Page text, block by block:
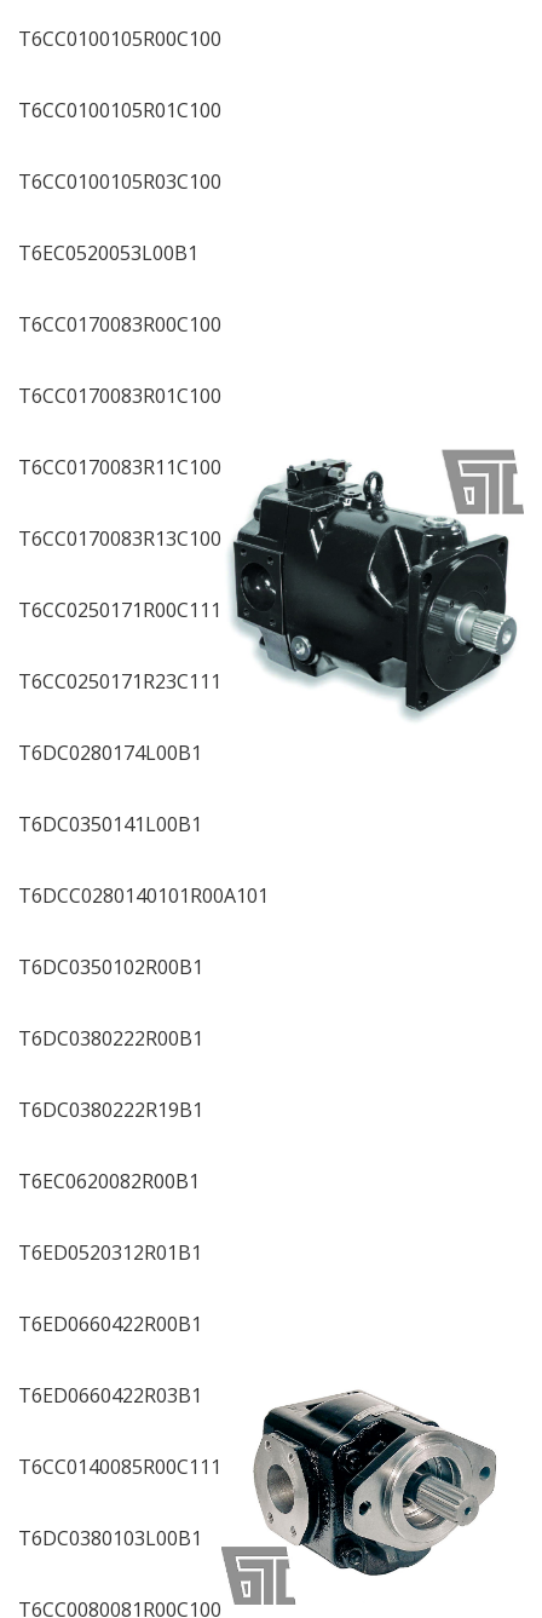
T6CC0100105R00C100
T6CC0100105R01C100
T6CC0100105R03C100
T6EC0520053L00B1
T6CC0170083R00C100
T6CC0170083R01C100
T6CC0170083R11C100
T6CC0170083R13C100
T6CC0250171R00C111
T6CC0250171R23C111
T6DC0280174L00B1
T6DC0350141L00B1
T6DCC0280140101R00A101
T6DC0350102R00B1
T6DC0380222R00B1
T6DC0380222R19B1
T6EC0620082R00B1
T6ED0520312R01B1
T6ED0660422R00B1
T6ED0660422R03B1
T6CC0140085R00C111
T6DC0380103L00B1
T6CC0080081R00C100